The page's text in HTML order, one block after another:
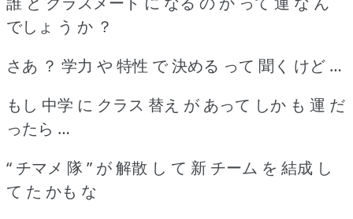
でしょ う か ？
さあ ？ 学力 や 特性 で 決める って 聞く けど …
もし 中学 に クラス 替え が あって しか も 運 だ
ったら …
“ チマメ 隊 ” が 解散 し て 新 チーム を 結成 し
て た かも な